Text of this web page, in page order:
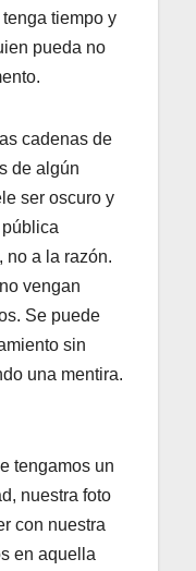
tiempo y
pueda no
cadenas de
de algún
ser oscuro y
no a la razón.
vengan
Se puede
sin
una mentira.
tengamos un
nuestra foto
con nuestra
en aquella